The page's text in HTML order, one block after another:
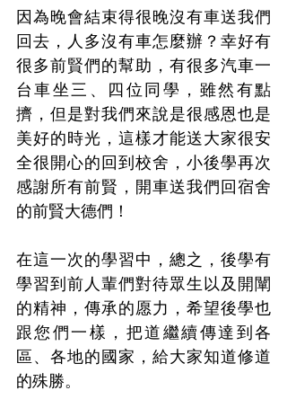
因為晚會結束得很晚沒有車送我們
回去，人多沒有車怎麼辦？幸好有
很多前賢們的幫助，有很多汽車一
台車坐三、四位同學，雖然有點
擠，但是對我們來說是很感恩也是
美好的時光，這樣才能送大家很安
全很開心的回到校舍，小後學再次
感謝所有前賢，開車送我們回宿舍
的前賢大德們！
在這一次的學習中，總之，後學有
學習到前人輩們對待眾生以及開闡
的精神，傳承的愿力，希望後學也
跟您們一樣，把道繼續傳達到各
區、各地的國家，給大家知道修道
的殊勝。